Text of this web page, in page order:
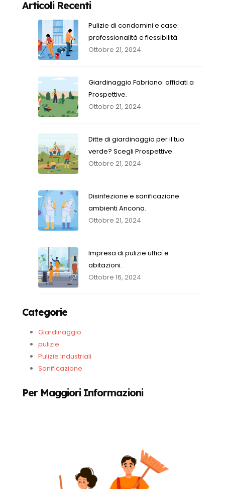
Articoli Recenti
Pulizie di condomini e case:
professionalità e flessibilità.
Ottobre 21, 2024
Giardinaggio Fabriano: affidati a
Prospettive.
Ottobre 21, 2024
Ditte di giardinaggio per il tuo
verde? Scegli Prospettive.
Ottobre 21, 2024
Disinfezione e sanificazione
ambienti Ancona.
Ottobre 21, 2024
Impresa di pulizie uffici e
abitazioni.
Ottobre 16, 2024
Categorie
Giardinaggio
pulizie
Pulizie Industriali
Sanificazione
Per Maggiori Informazioni